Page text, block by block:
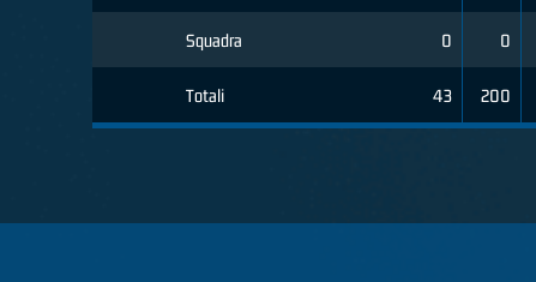
Squadra
Totali
0 0
43 200